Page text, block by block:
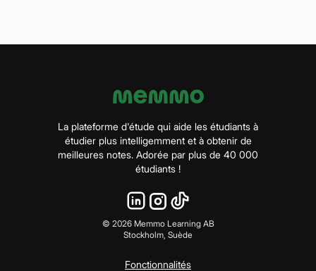
La plateforme d'étude qui aide les étudiants à
étudier plus intelligemment et à obtenir de
meilleures notes. Adorée par plus de 40 000
étudiants !
© 2026Memmo Learning AB
Stockholm, Suède
Fonctionnalités